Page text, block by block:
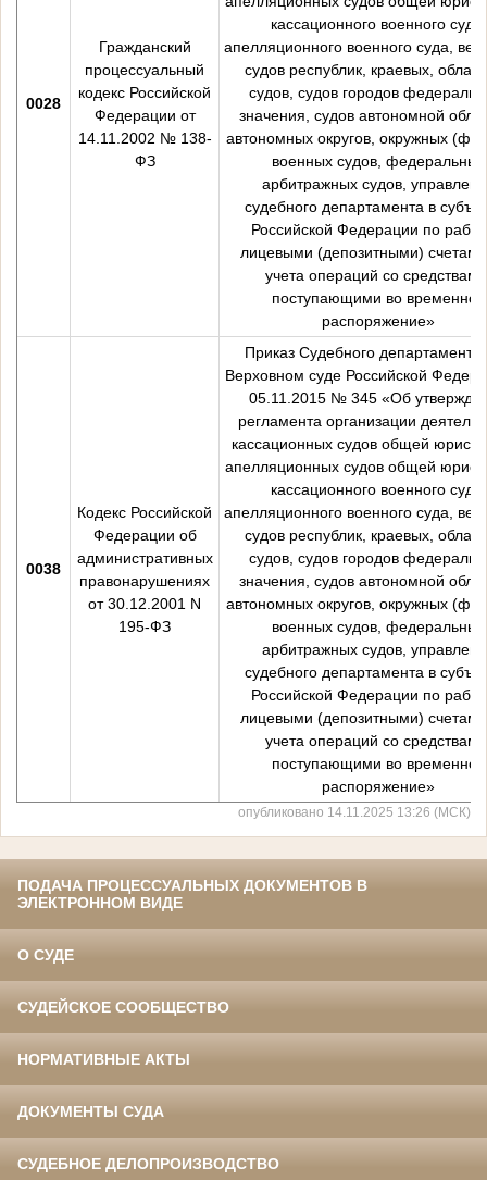
0028
Гражданский
процессуальный
кодекс Российской
Федерации от
14.11.2002 № 138-
ФЗ
кассационного военного суда,
апелляционного военного суда,
судов республик, краевых,
судов, судов городов
значения, судов автономной
автономных округов, окружных
военных судов, федеральных
арбитражных судов,
судебного департамента в
Российской Федерации по
лицевыми (депозитными)
учета операций со
поступающими во временное
распоряжение»
0038
Кодекс Российской
Федерации об
административных
правонарушениях
от 30.12.2001 N
195-ФЗ
Приказ Судебного департамента
Верховном суде Российской
05.11.2015 № 345 «Об
регламента организации
кассационных судов общей
апелляционных судов общей
кассационного военного суда,
апелляционного военного суда,
судов республик, краевых,
судов, судов городов
значения, судов автономной
автономных округов, окружных
военных судов, федеральных
арбитражных судов,
судебного департамента в
Российской Федерации по
лицевыми (депозитными)
учета операций со
поступающими во временное
распоряжение»
опубликовано 14.11.2025 13:26 (МСК)
ПОДАЧА ПРОЦЕССУАЛЬНЫХ ДОКУМЕНТОВ В
ЭЛЕКТРОННОМ ВИДЕ
О СУДЕ
СУДЕЙСКОЕ СООБЩЕСТВО
НОРМАТИВНЫЕ АКТЫ
ДОКУМЕНТЫ СУДА
СУДЕБНОЕ ДЕЛОПРОИЗВОДСТВО